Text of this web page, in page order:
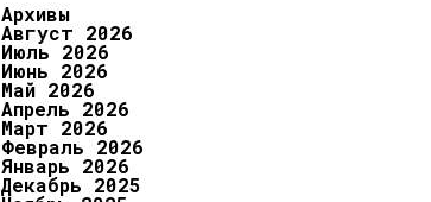
Архивы
Август 2026
Июль 2026
Июнь 2026
Май 2026
Апрель 2026
Март 2026
Февраль 2026
Январь 2026
Декабрь 2025